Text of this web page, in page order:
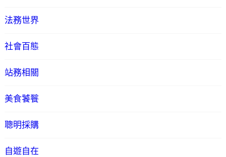
法務世界
社會百態
站務相關
美食饕餮
聰明採購
自遊自在